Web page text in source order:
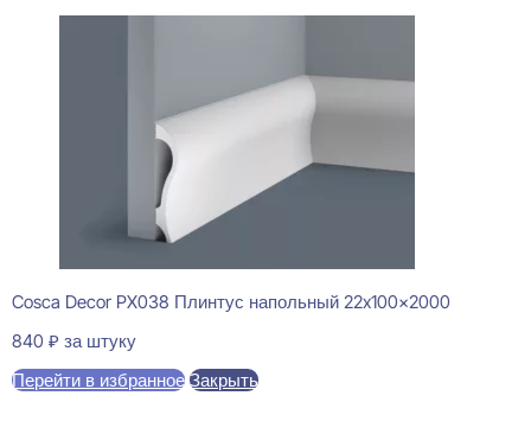
Cosca Decor PX038 Плинтус напольный 22x100x2000
840 ₽ за штуку
Перейти в избранное Закрыть